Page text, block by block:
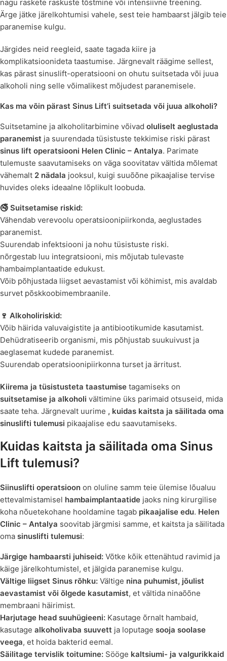
nagu raskete raskuste tõstmine või intensiivne treening.
Ärge jätke järelkohtumisi vahele, sest teie hambaarst jälgib teie
paranemise kulgu.
Järgides neid reegleid, saate tagada kiire ja
komplikatsioonideta taastumise. Järgnevalt räägime sellest,
kas pärast sinuslift-operatsiooni on ohutu suitsetada või juua
alkoholi ning selle võimalikest mõjudest paranemisele.
Kas ma võin pärast Sinus Lift’i suitsetada või juua alkoholi?
Suitsetamine ja alkoholitarbimine võivad oluliselt aeglustada
paranemist ja suurendada tüsistuste tekkimise riski pärast
sinus lift operatsiooni Helen Clinic – Antalya. Parimate
tulemuste saavutamiseks on väga soovitatav vältida mõlemat
vähemalt 2 nädala jooksul, kuigi suuõõne pikaajalise tervise
huvides oleks ideaalne lõplikult loobuda.
🚭 Suitsetamise riskid:
Vähendab verevoolu operatsioonipiirkonda, aeglustades
paranemist.
Suurendab infektsiooni ja nohu tüsistuste riski.
nõrgestab luu integratsiooni, mis mõjutab tulevaste
hambaimplantaatide edukust.
Võib põhjustada liigset aevastamist või köhimist, mis avaldab
survet põskkoobimembraanile.
🍷 Alkoholiriskid:
Võib häirida valuvaigistite ja antibiootikumide kasutamist.
Dehüdratiseerib organismi, mis põhjustab suukuivust ja
aeglasemat kudede paranemist.
Suurendab operatsioonipiirkonna turset ja ärritust.
Kiirema ja tüsistusteta taastumise tagamiseks on
suitsetamise ja alkoholi vältimine üks parimaid otsuseid, mida
saate teha. Järgnevalt uurime , kuidas kaitsta ja säilitada oma
sinuslifti tulemusi pikaajalise edu saavutamiseks.
Kuidas kaitsta ja säilitada oma Sinus
Lift tulemusi?
Siinuslifti operatsioon on oluline samm teie ülemise lõualuu
ettevalmistamisel hambaimplantaatide jaoks ning kirurgilise
koha nõuetekohane hooldamine tagab pikaajalise edu. Helen
Clinic – Antalya soovitab järgmisi samme, et kaitsta ja säilitada
oma sinuslifti tulemusi:
Järgige hambaarsti juhiseid: Võtke kõik ettenähtud ravimid ja
käige järelkohtumistel, et jälgida paranemise kulgu.
Vältige liigset Sinus rõhku: Vältige nina puhumist, jõulist
aevastamist või õlgede kasutamist, et vältida ninaõõne
membraani häirimist.
Harjutage head suuhügieeni: Kasutage õrnalt hambaid,
kasutage alkoholivaba suuvett ja loputage sooja soolase
veega, et hoida bakterid eemal.
Säilitage tervislik toitumine: Sööge kaltsiumi- ja valgurikkaid